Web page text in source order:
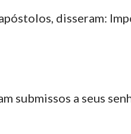
disseram:
submissos a seus